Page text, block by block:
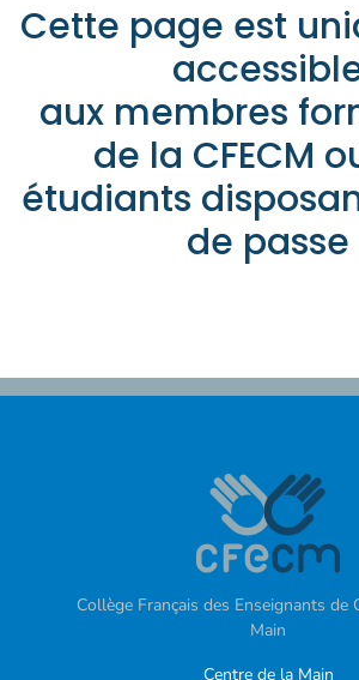
Cette page est
aux membres
de la CFECM
étudiants
de passe
Collège Français des Enseignants de
Main
Centre de la Main